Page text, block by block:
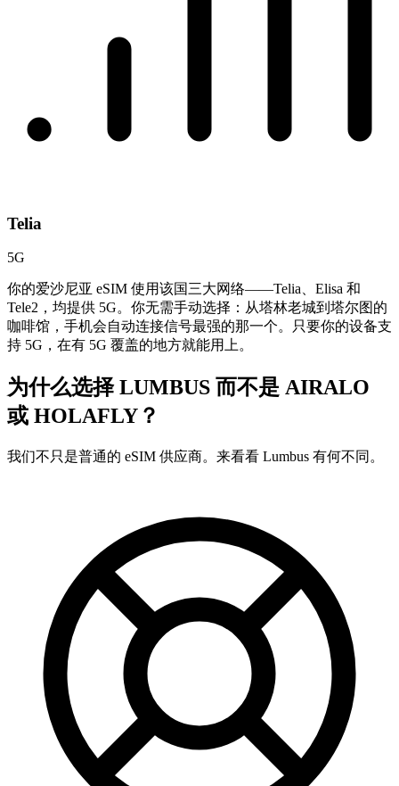
Telia
5G
你的爱沙尼亚 eSIM 使用该国三大网络——Telia、Elisa 和
Tele2，均提供 5G。你无需手动选择：从塔林老城到塔尔图的
咖啡馆，手机会自动连接信号最强的那一个。只要你的设备支
持 5G，在有 5G 覆盖的地方就能用上。
为什么选择 LUMBUS 而不是 AIRALO
或 HOLAFLY？
我们不只是普通的 eSIM 供应商。来看看 Lumbus 有何不同。